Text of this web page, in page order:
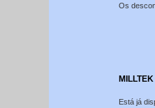
Os
Está já